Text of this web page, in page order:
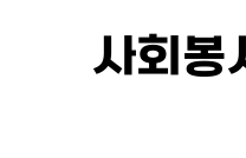
사회